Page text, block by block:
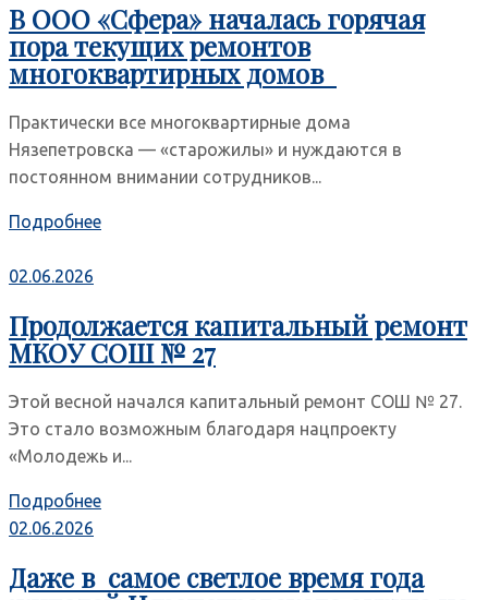
В ООО «Сфера» началась горячая
пора текущих ремонтов
многоквартирных домов
Практически все многоквартирные дома
Нязепетровска — «старожилы» и нуждаются в
постоянном внимании сотрудников...
Подробнее
02.06.2026
Продолжается капитальный ремонт
МКОУ СОШ № 27
Этой весной начался капитальный ремонт СОШ № 27.
Это стало возможным благодаря нацпроекту
«Молодежь и...
Подробнее
02.06.2026
Даже в самое светлое время года